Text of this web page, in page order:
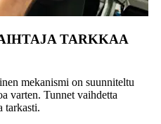
TARKKAA
mekanismi on suunniteltu
varten. Tunnet vaihdetta
tarkasti.